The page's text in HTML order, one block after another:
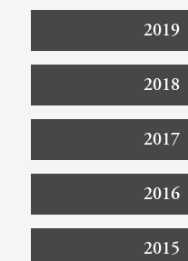
2019
2018
2017
2016
2015